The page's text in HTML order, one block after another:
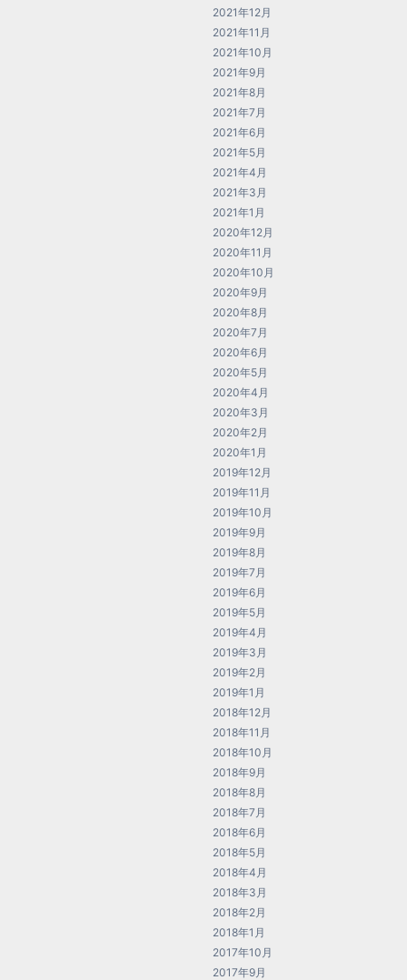
2021年12月
2021年11月
2021年10月
2021年9月
2021年8月
2021年7月
2021年6月
2021年5月
2021年4月
2021年3月
2021年1月
2020年12月
2020年11月
2020年10月
2020年9月
2020年8月
2020年7月
2020年6月
2020年5月
2020年4月
2020年3月
2020年2月
2020年1月
2019年12月
2019年11月
2019年10月
2019年9月
2019年8月
2019年7月
2019年6月
2019年5月
2019年4月
2019年3月
2019年2月
2019年1月
2018年12月
2018年11月
2018年10月
2018年9月
2018年8月
2018年7月
2018年6月
2018年5月
2018年4月
2018年3月
2018年2月
2018年1月
2017年10月
2017年9月